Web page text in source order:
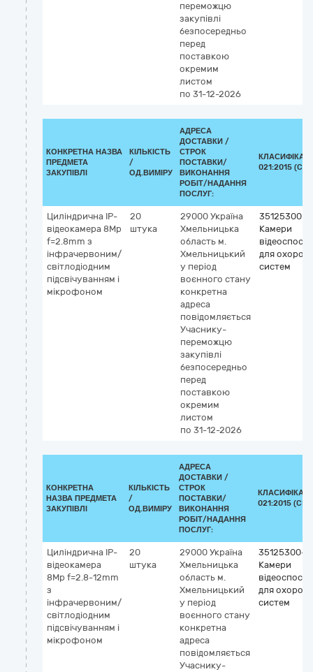
переможцю
закупівлі
безпосередньо
перед
поставкою
окремим
листом
по 31-12-2026
КОНКРЕТНА НАЗВА
ПРЕДМЕТА
ЗАКУПІВЛІ
КІЛЬКІСТЬ
/
ОД.ВИМІРУ
АДРЕСА
ДОСТАВКИ /
СТРОК
ПОСТАВКИ/
ВИКОНАННЯ
РОБІТ/НАДАННЯ
ПОСЛУГ:
021:2015
Циліндрична IP-
відеокамера 8Mp
f=2.8mm з
інфрачервоним/
світлодіодним
підсвічуванням і
мікрофоном
20
штука
29000 Україна
Хмельницька
область м.
Хмельницький
у період
воєнного стану
конкретна
адреса
повідомляється
Учаснику-
переможцю
закупівлі
безпосередньо
перед
поставкою
окремим
листом
по 31-12-2026
35125300-2
Камери
для
систем
КОНКРЕТНА
НАЗВА ПРЕДМЕТА
ЗАКУПІВЛІ
КІЛЬКІСТЬ
/
ОД.ВИМІРУ
АДРЕСА
ДОСТАВКИ /
СТРОК
ПОСТАВКИ/
ВИКОНАННЯ
РОБІТ/НАДАННЯ
ПОСЛУГ:
021:2015
Циліндрична IP-
відеокамера
8Mp f=2.8-12mm
з
інфрачервоним/
світлодіодним
підсвічуванням і
мікрофоном
20
штука
29000 Україна
Хмельницька
область м.
Хмельницький
у період
воєнного стану
конкретна
адреса
повідомляється
Учаснику-
35125300-2
Камери
для
систем